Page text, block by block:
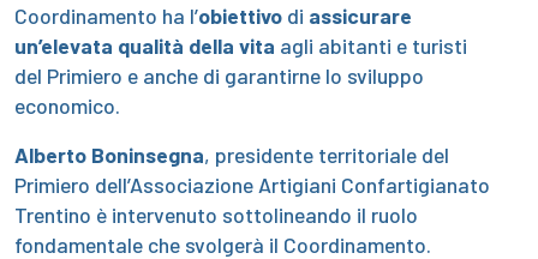
Coordinamento ha l’obiettivo di assicurare
un’elevata qualità della vita agli abitanti e turisti
del Primiero e anche di garantirne lo sviluppo
economico.
Alberto Boninsegna, presidente territoriale del
Primiero dell’Associazione Artigiani Confartigianato
Trentino è intervenuto sottolineando il ruolo
fondamentale che svolgerà il Coordinamento.